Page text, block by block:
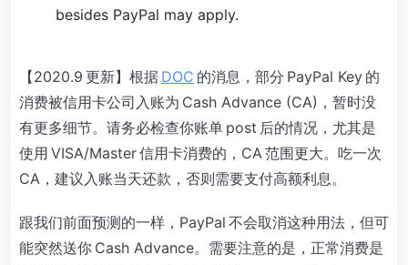
besides PayPal may apply.
【2020.9 更新】根据 DOC 的消息，部分 PayPal Key 的
消费被信用卡公司入账为 Cash Advance (CA)，暂时没
有更多细节。请务必检查你账单 post 后的情况，尤其是
使用 VISA/Master 信用卡消费的，CA 范围更大。吃一次
CA，建议入账当天还款，否则需要支付高额利息。
跟我们前面预测的一样，PayPal 不会取消这种用法，但可
能突然送你 Cash Advance。需要注意的是，正常消费是